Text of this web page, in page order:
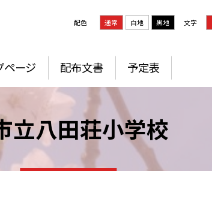
配色 通常 白地 黒地 文字
ページ 配布文書 予定表
立八田荘小学校